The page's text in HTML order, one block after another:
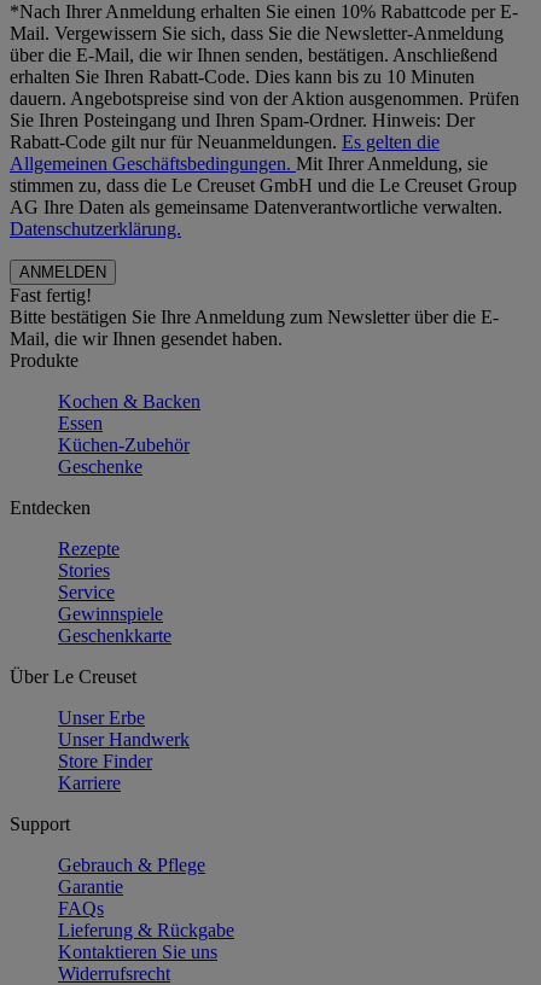
*Nach Ihrer Anmeldung erhalten Sie einen 10% Rabattcode per E-
Mail. Vergewissern Sie sich, dass Sie die Newsletter-Anmeldung
über die E-Mail, die wir Ihnen senden, bestätigen. Anschließend
erhalten Sie Ihren Rabatt-Code. Dies kann bis zu 10 Minuten
dauern. Angebotspreise sind von der Aktion ausgenommen. Prüfen
Sie Ihren Posteingang und Ihren Spam-Ordner. Hinweis: Der
Rabatt-Code gilt nur für Neuanmeldungen. Es gelten die
Allgemeinen Geschäftsbedingungen. Mit Ihrer Anmeldung, sie
stimmen zu, dass die Le Creuset GmbH und die Le Creuset Group
AG Ihre Daten als gemeinsame Datenverantwortliche verwalten.
Datenschutzerklärung.
Fast fertig!
Bitte bestätigen Sie Ihre Anmeldung zum Newsletter über die E-
Mail, die wir Ihnen gesendet haben.
Produkte
Kochen & Backen
Essen
Küchen-Zubehör
Geschenke
Entdecken
Rezepte
Stories
Service
Gewinnspiele
Geschenkkarte
Über Le Creuset
Unser Erbe
Unser Handwerk
Store Finder
Karriere
Support
Gebrauch & Pflege
Garantie
FAQs
Lieferung & Rückgabe
Kontaktieren Sie uns
Widerrufsrecht